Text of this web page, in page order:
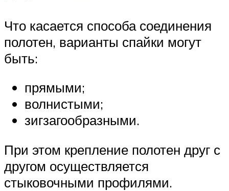
Что касается способа соединения
полотен, варианты спайки могут
быть:
прямыми;
волнистыми;
зигзагообразными.
При этом крепление полотен друг с
другом осуществляется
стыковочными профилями.